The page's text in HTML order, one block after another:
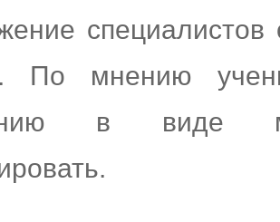
По мнению
в виде